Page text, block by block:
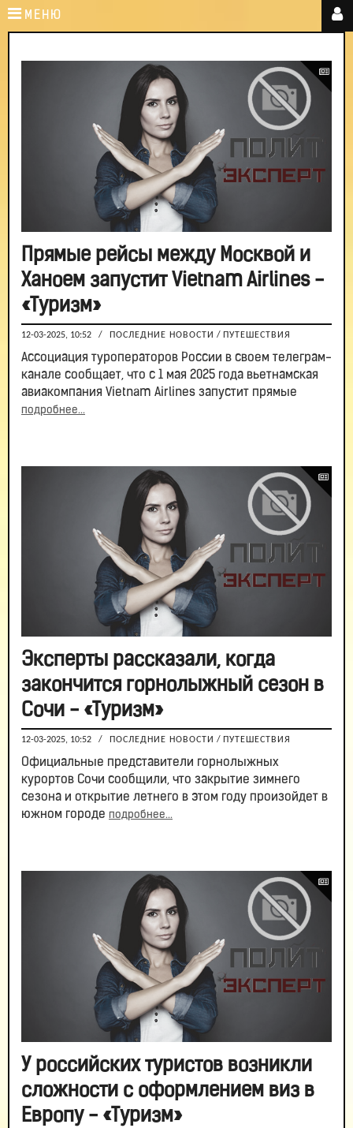
МЕНЮ
Прямые рейсы между Москвой и
Ханоем запустит Vietnam Airlines -
«Туризм»
12-03-2025, 10:52 / ПОСЛЕДНИЕ НОВОСТИ / ПУТЕШЕСТВИЯ
Ассоциация туроператоров России в своем телеграм-
канале сообщает, что с 1 мая 2025 года вьетнамская
авиакомпания Vietnam Airlines запустит прямые
подробнее...
Эксперты рассказали, когда
закончится горнолыжный сезон в
Сочи - «Туризм»
12-03-2025, 10:52 / ПОСЛЕДНИЕ НОВОСТИ / ПУТЕШЕСТВИЯ
Официальные представители горнолыжных
курортов Сочи сообщили, что закрытие зимнего
сезона и открытие летнего в этом году произойдет в
южном городе подробнее...
У российских туристов возникли
сложности с оформлением виз в
Европу - «Туризм»